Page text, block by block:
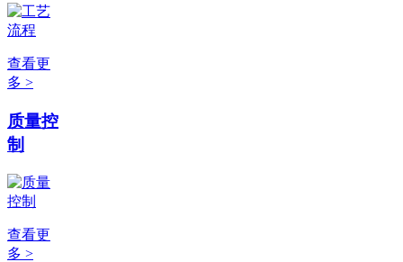
查看更
多 >
质量控
制
查看更
多 >